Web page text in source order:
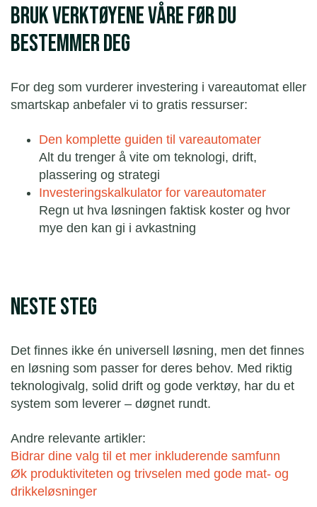
Bruk verktøyene våre før du
bestemmer deg
For deg som vurderer investering i vareautomat eller
smartskap anbefaler vi to gratis ressurser:
Den komplette guiden til vareautomater
Alt du trenger å vite om teknologi, drift,
plassering og strategi
Investeringskalkulator for vareautomater
Regn ut hva løsningen faktisk koster og hvor
mye den kan gi i avkastning
Neste steg
Det finnes ikke én universell løsning, men det finnes
en løsning som passer for deres behov. Med riktig
teknologivalg, solid drift og gode verktøy, har du et
system som leverer – døgnet rundt.
Andre relevante artikler:
Bidrar dine valg til et mer inkluderende samfunn
Øk produktiviteten og trivselen med gode mat- og
drikkeløsninger